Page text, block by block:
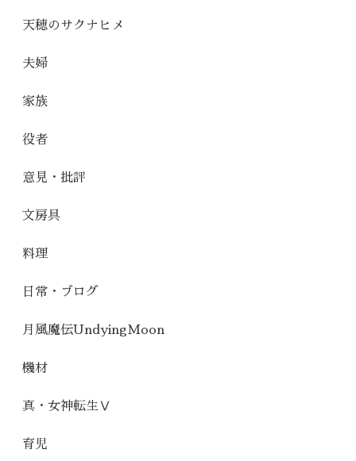
天穂のサクナヒメ
夫婦
家族
役者
意見・批評
文房具
料理
日常・ブログ
月風魔伝UndyingMoon
機材
真・女神転生Ⅴ
育児